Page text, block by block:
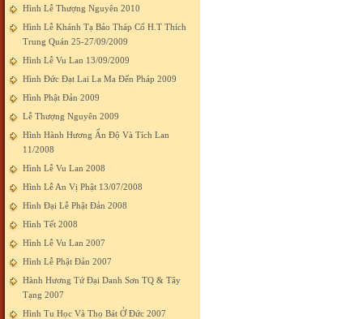
Hình Lễ Thượng Nguyên 2010
Hình Lễ Khánh Tạ Bảo Tháp Cố H.T Thích
Trung Quán 25-27/09/2009
Hình Lễ Vu Lan 13/09/2009
Hình Đức Đạt Lai La Ma Đến Pháp 2009
Hình Phật Đản 2009
Lễ Thượng Nguyên 2009
Hình Hành Hương Ấn Độ Và Tích Lan
11/2008
Hình Lễ Vu Lan 2008
Hình Lễ An Vị Phật 13/07/2008
Hình Đại Lễ Phật Đản 2008
Hình Tết 2008
Hình Lễ Vu Lan 2007
Hình Lễ Phật Đản 2007
Hành Hương Tứ Đại Danh Sơn TQ & Tây
Tạng 2007
Hình Tu Học Và Thọ Bát Ở Đức 2007